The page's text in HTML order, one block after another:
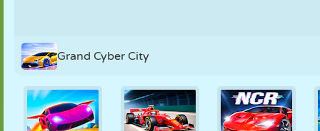
Grand Cyber City